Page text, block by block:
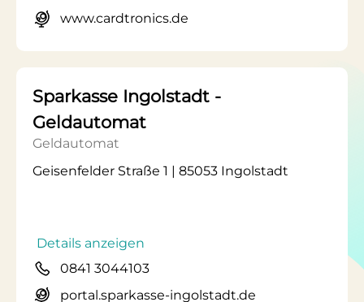
www.cardtronics.de
Sparkasse Ingolstadt -
Geldautomat
Geldautomat
Geisenfelder Straße 1 | 85053 Ingolstadt
Details anzeigen
0841 3044103
portal.sparkasse-ingolstadt.de